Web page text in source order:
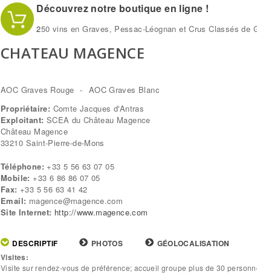
Découvrez notre boutique en ligne !
250 vins en Graves, Pessac-Léognan et Crus Classés de
CHATEAU MAGENCE
AOC Graves Rouge
AOC Graves Blanc
Propriétaire: Comte Jacques d'Antras
Exploitant: SCEA du Château Magence
Château Magence
33210 Saint-Pierre-de-Mons
Téléphone: +33 5 56 63 07 05
Mobile: +33 6 86 86 07 05
Fax: +33 5 56 63 41 42
Email: magence@magence.com
Site Internet: http://www.magence.com
Tabs
DESCRIPTIF (ONGLET PHOTOS
GÉOLOCALISATION
Visites:
Visite sur rendez-vous de préférence; accueil groupe plus de 30